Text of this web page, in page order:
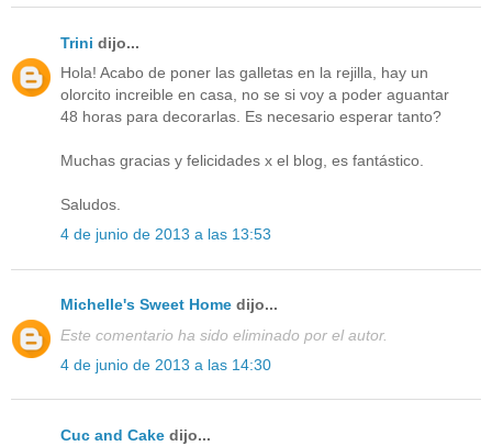
Trini dijo...
Hola! Acabo de poner las galletas en la rejilla, hay un
olorcito increible en casa, no se si voy a poder aguantar
48 horas para decorarlas. Es necesario esperar tanto?
Muchas gracias y felicidades x el blog, es fantástico.
Saludos.
4 de junio de 2013 a las 13:53
Michelle's Sweet Home dijo...
Este comentario ha sido eliminado por el autor.
4 de junio de 2013 a las 14:30
Cuc and Cake dijo...